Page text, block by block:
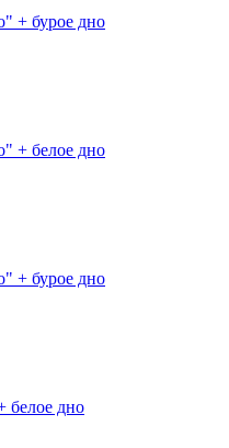
+ бурое дно
+ белое дно
+ бурое дно
белое дно